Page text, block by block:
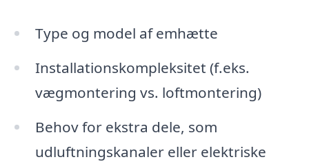
Type og model af emhætte
Installationskompleksitet (f.eks.
vægmontering vs. loftmontering)
Behov for ekstra dele, som
udluftningskanaler eller elektriske